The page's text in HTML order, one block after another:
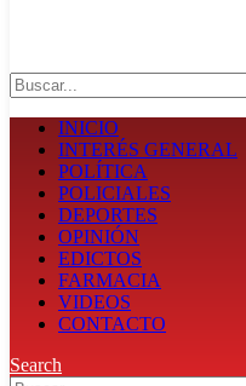
INICIO
INTERÉS GENERAL
POLÍTICA
POLICIALES
DEPORTES
OPINIÓN
EDICTOS
FARMACIA
VIDEOS
CONTACTO
Search